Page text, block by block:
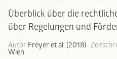
Überblick über die
über Regelungen und
Autor Freyer et al. (2018)
Wien